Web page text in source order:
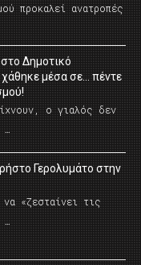
προκαλεί ανατροπές
Δημοτικό
μέσα σε… πέντε
ο γιαλός δεν
…
Γερολυμάτο στην
«ζεσταίνει τις
…